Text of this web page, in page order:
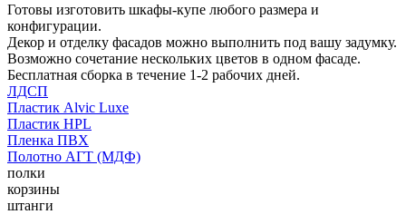
Готовы изготовить шкафы-купе любого размера и
конфигурации.
Декор и отделку фасадов можно выполнить под вашу задумку.
Возможно сочетание нескольких цветов в одном фасаде.
Бесплатная сборка в течение 1-2 рабочих дней.
ЛДСП
Пластик Alvic Luxe
Пластик HPL
Пленка ПВХ
Полотно АГТ (МДФ)
полки
корзины
штанги